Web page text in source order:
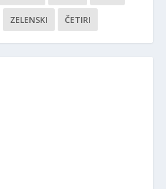
ZELENSKI ČETIRI